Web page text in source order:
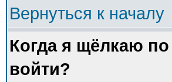
Вернуться к началу
Когда я щёлкаю
войти?